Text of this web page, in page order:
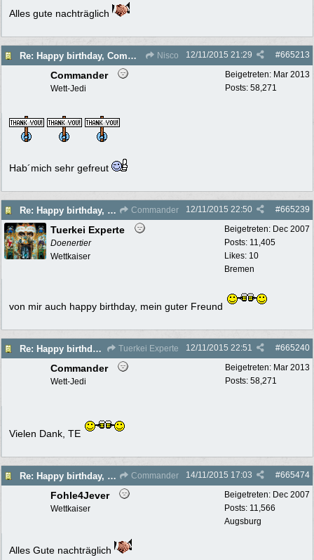
Alles gute nachträglich
Re: Happy birthday, Commander! Nisco #665213
12/11/2015 21:29
Beigetreten: Mar 2013
Posts: 58,271
Commander
Wett-Jedi
Hab´mich sehr gefreut
Re: Happy birthday, Commander! Commander #665239
12/11/2015 22:50
Beigetreten: Dec 2007
Posts: 11,405
Likes: 10
Bremen
Tuerkei Experte
Doenertier
Wettkaiser
von mir auch happy birthday, mein guter Freund
Re: Happy birthday, Commander! Tuerkei Experte #665240
12/11/2015 22:51
Beigetreten: Mar 2013
Posts: 58,271
Commander
Wett-Jedi
Vielen Dank, TE
Re: Happy birthday, Commander! Commander #665474
14/11/2015 17:03
Beigetreten: Dec 2007
Posts: 11,566
Augsburg
Fohle4Jever
Wettkaiser
Alles Gute nachträglich